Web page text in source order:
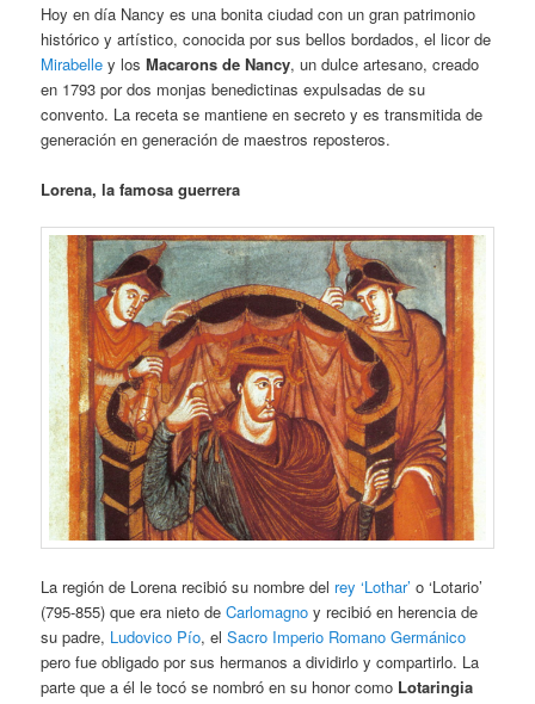
Hoy en día Nancy es una bonita ciudad con un gran patrimonio
histórico y artístico, conocida por sus bellos bordados, el licor de
Mirabelle y losMacarons de Nancy, un dulce artesano, creado
en 1793 por dos monjas benedictinas expulsadas de su
convento. La receta se mantiene en secreto y es transmitida de
generación en generación de maestros reposteros.
Lorena, la famosa guerrera
La región de Lorena recibió su nombre del rey ‘Lothar’ o ‘Lotario’
(795-855) que era nieto deCarlomagno y recibió en herencia de
su padre, Ludovico Pío, elSacro Imperio Romano Germánico
pero fue obligado por sus hermanos a dividirlo y compartirlo. La
parte que a él le tocó se nombró en su honor como Lotaringia